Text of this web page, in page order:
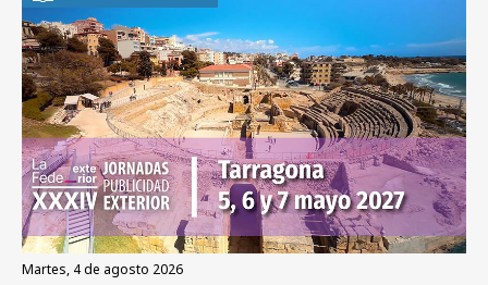
martes, 4 de agosto 2026